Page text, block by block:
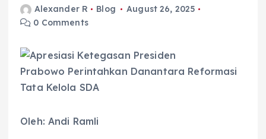
Alexander R Blog
August 26, 2025
0 Comments
Oleh: Andi Ramli